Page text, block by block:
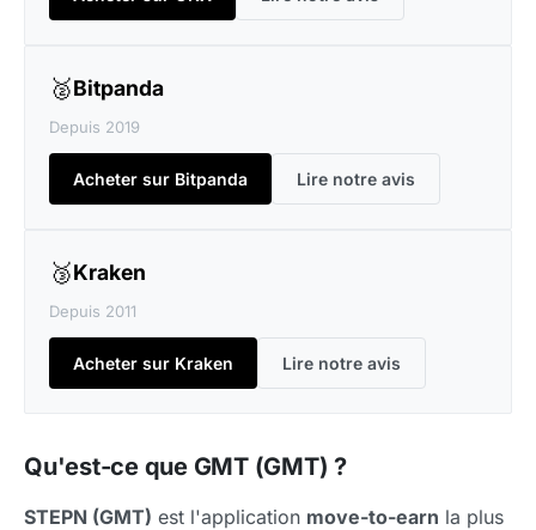
🥈Bitpanda
Depuis 2019
Acheter sur Bitpanda Lire notre avis
🥉Kraken
Depuis 2011
Acheter sur Kraken Lire notre avis
Qu'est-ce que GMT (GMT) ?
STEPN (GMT) est l'application move-to-earn la plus